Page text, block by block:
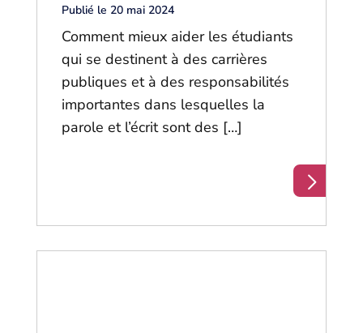
Publié le 20 mai 2024
Comment mieux aider les étudiants
qui se destinent à des carrières
publiques et à des responsabilités
importantes dans lesquelles la
parole et l’écrit sont des […]